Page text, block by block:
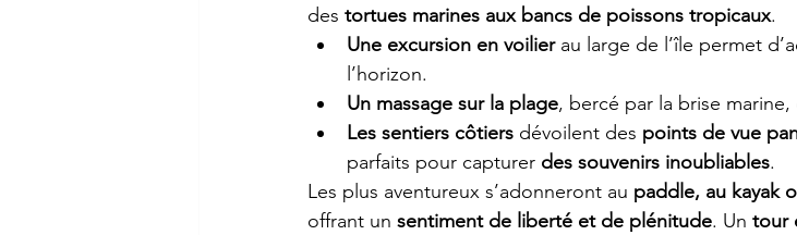
des tortues marines aux bancs de poissons tropicaux.
Une excursion en voilier au large de l’île permet
l’horizon.
Un massage sur la plage, bercé par la brise marine,
Les sentiers côtiers dévoilent des points de vue
parfaits pour capturer des souvenirs inoubliables.
Les plus aventureux s’adonneront au paddle, au kayak
offrant un sentiment de liberté et de plénitude. Un tour